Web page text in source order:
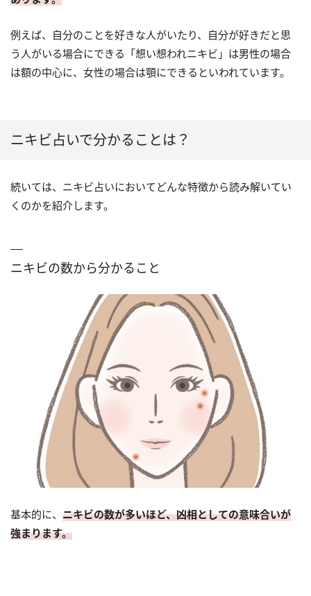
例えば、自分のことを好きな人がいたり、自分が好きだと思
う人がいる場合にできる「想い想われニキビ」は男性の場合
は額の中心に、女性の場合は顎にできるといわれています。
ニキビ占いで分かることは？
続いては、ニキビ占いにおいてどんな特徴から読み解いてい
くのかを紹介します。
ニキビの数から分かること
基本的に、 ニキビの数が多いほど、凶相としての意味合いが
強まります。